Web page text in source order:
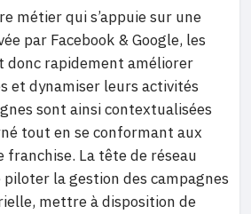
métier qui s’appuie sur une
par Facebook & Google, les
donc rapidement améliorer
et dynamiser leurs activités
sont ainsi contextualisées
tout en se conformant aux
franchise. La tête de réseau
la gestion des campagnes
mettre à disposition de